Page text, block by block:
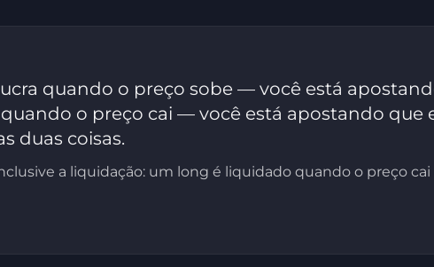
quando o preço sobe — você está
o preço cai — você está apostando que
duas coisas.
a liquidação: um long é liquidado quando o preço